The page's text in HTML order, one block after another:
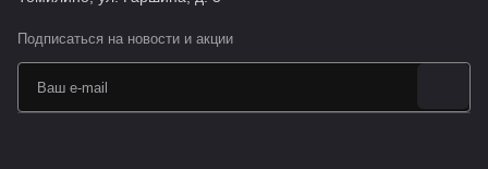
Подписаться на новости и акции